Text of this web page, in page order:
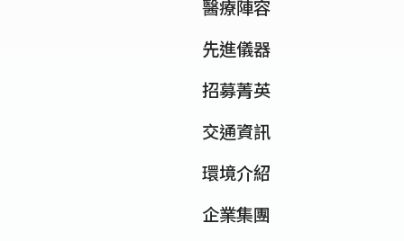
醫療陣容
先進儀器
招募菁英
交通資訊
環境介紹
企業集團